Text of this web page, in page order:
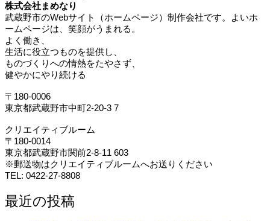
株式会社まめなり
武蔵野市のWebサイト（ホームページ）制作会社です。よいホ
ームページは、笑顔がうまれる。
よく働き、
生活に役立つものを提供し、
ものづくりへの情熱をたやさず、
健やかにやり続ける
〒180-0006
東京都武蔵野市中町2-20-3 7
クリエイティブルーム
〒180-0014
東京都武蔵野市関前2-8-11 603
※郵送物はクリエイティブルームへお送りください
TEL: 0422-27-8808
最近の投稿